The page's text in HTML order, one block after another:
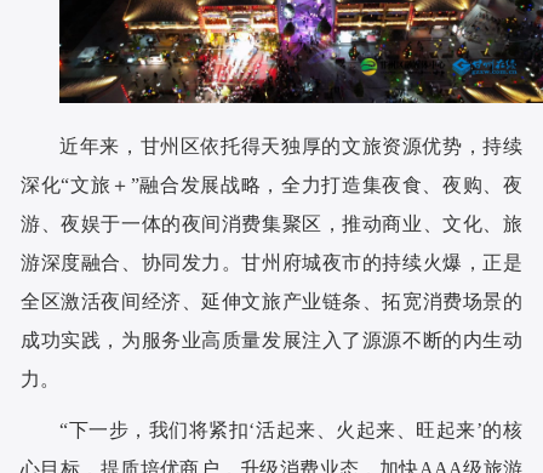
近年来，甘州区依托得天独厚的文旅资源优势，持续
深化“文旅＋”融合发展战略，全力打造集夜食、夜购、夜
游、夜娱于一体的夜间消费集聚区，推动商业、文化、旅
游深度融合、协同发力。甘州府城夜市的持续火爆，正是
全区激活夜间经济、延伸文旅产业链条、拓宽消费场景的
成功实践，为服务业高质量发展注入了源源不断的内生动
力。
“下一步，我们将紧扣‘活起来、火起来、旺起来’的核
心目标，提质培优商户，升级消费业态，加快AAA级旅游